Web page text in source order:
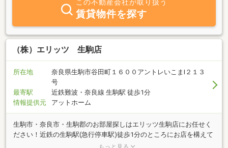
この不動産会社が取り扱う
賃貸物件を探す
（株）エリッツ 生駒店
所在地
奈良県生駒市谷田町１６００アントレいこまⅠ２１３
号
最寄駅
近鉄難波・奈良線 生駒駅 徒歩1分
情報提供元
アットホーム
生駒市・奈良市・生駒郡のお部屋探しはエリッツ生駒店にお任せく
ださい！近鉄の生駒駅(急行停車駅)徒歩1分のところにお店を構えて
います。生駒市は奈良県の玄関口として近鉄難波・奈良線や近鉄け
もっと見る